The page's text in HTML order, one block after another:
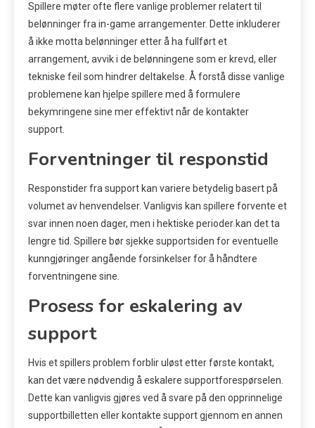
Spillere møter ofte flere vanlige problemer relatert til
belønninger fra in-game arrangementer. Dette inkluderer
å ikke motta belønninger etter å ha fullført et
arrangement, avvik i de belønningene som er krevd, eller
tekniske feil som hindrer deltakelse. Å forstå disse vanlige
problemene kan hjelpe spillere med å formulere
bekymringene sine mer effektivt når de kontakter
support.
Forventninger til responstid
Responstider fra support kan variere betydelig basert på
volumet av henvendelser. Vanligvis kan spillere forvente et
svar innen noen dager, men i hektiske perioder kan det ta
lengre tid. Spillere bør sjekke supportsiden for eventuelle
kunngjøringer angående forsinkelser for å håndtere
forventningene sine.
Prosess for eskalering av
support
Hvis et spillers problem forblir uløst etter første kontakt,
kan det være nødvendig å eskalere supportforespørselen.
Dette kan vanligvis gjøres ved å svare på den opprinnelige
supportbilletten eller kontakte support gjennom en annen